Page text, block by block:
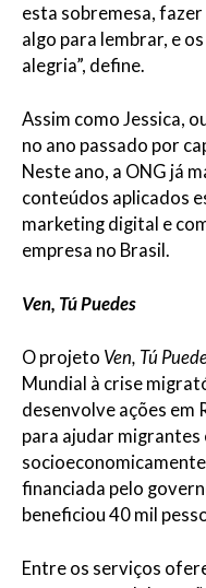
esta sobremesa,
algo para lembrar, e
alegria”, define.
Assim como Jessica,
no ano passado por
Neste ano, a ONG já
conteúdos aplicados
marketing digital e
empresa no Brasil.
Ven, Tú Puedes
O projeto Ven, Tú
Mundial à crise
desenvolve ações em
para ajudar migrantes
financiada pelo
beneficiou 40 mil
Entre os serviços